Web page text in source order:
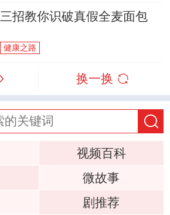
三招教你识破真假全麦面包
健康之路
换一换
视频百科
微故事
剧推荐